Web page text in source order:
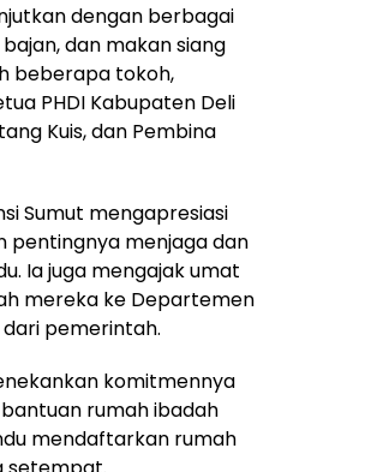
dengan berbagai
dan makan siang
beberapa tokoh,
PHDI Kabupaten Deli
Kuis, dan Pembina
Sumut mengapresiasi
pentingnya menjaga dan
Ia juga mengajak umat
mereka ke Departemen
pemerintah.
komitmennya
rumah ibadah
mendaftarkan rumah